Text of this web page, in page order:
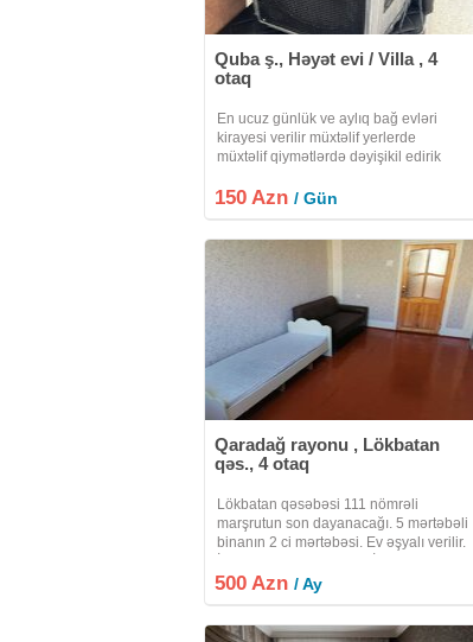
Quba ş., Həyət evi / Villa , 4
otaq
En ucuz günlük ve aylıq bağ evləri
kirayesi verilir müxtəlif yerlerde
müxtəlif qiymətlərdə dəyişikil edirik
hemcin isdi hovuzda təşkil edirik
150 Azn/ Gün
Qaradağ rayonu , Lökbatan
qəs., 4 otaq
Lökbatan qəsəbəsi 111 nömrəli
marşrutun son dayanacağı. 5 mərtəbəli
binanın 2 ci mərtəbəsi. Ev əşyalı verilir.
daimidir əlavə 2 tonluq su çəni ilə
təmin olunub. Uzun müddətli qalan
500 Azn/ Ay